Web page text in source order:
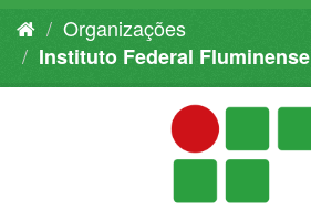
Organizações
Instituto Federal Fluminense